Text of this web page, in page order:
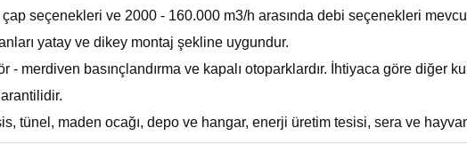
seçenekleri ve 2000 - 160.000 m3/h arasında debi seçenekleri
yatay ve dikey montaj şekline uygundur.
- merdiven basınçlandırma ve kapalı otoparklardır. İhtiyaca göre diğer
tünel, maden ocağı, depo ve hangar, enerji üretim tesisi, sera ve